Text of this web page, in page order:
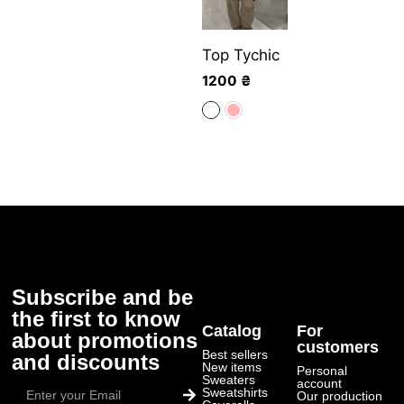
Top Tychic
1200 ₴
Subscribe and be
the first to know
about promotions
and discounts
Submit
Catalog
Best sellers
New items
Sweaters
Sweatshirts
For
customers
Personal
account
Our production